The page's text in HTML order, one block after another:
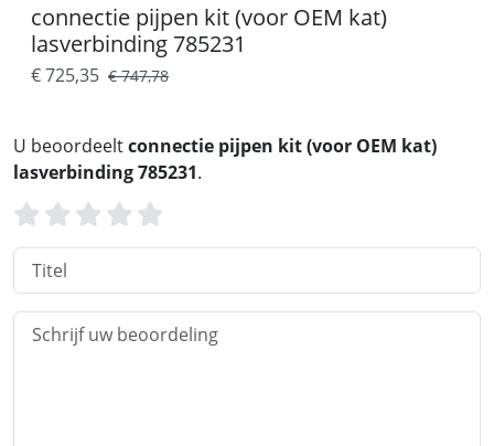
connectie pijpen kit (voor OEM kat)
lasverbinding 785231
€ 725,35 € 747,78
U beoordeeltconnectie pijpen kit (voor OEM kat)
lasverbinding 785231.